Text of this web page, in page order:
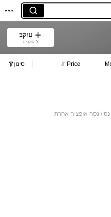
עוקב
2 עוקבים
Price סינון
נסה אופציה אחרת